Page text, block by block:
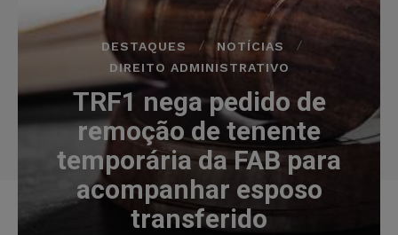
DESTAQUES
NOTÍCIAS
DIREITO ADMINISTRATIVO
TRF1 nega pedido de
remoção de tenente
temporária da FAB para
acompanhar esposo
transferido